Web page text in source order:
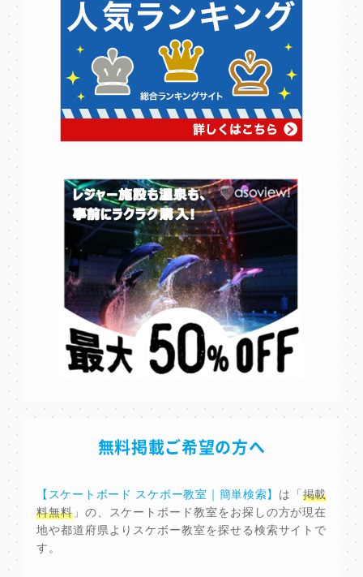
無料掲載ご希望の方へ
【スケートボード スケボー教室｜簡単検索】 は「掲載
料無料」の、スケートボード教室をお探しの方が現在
地や都道府県よりスケボー教室を探せる検索サイトで
す。